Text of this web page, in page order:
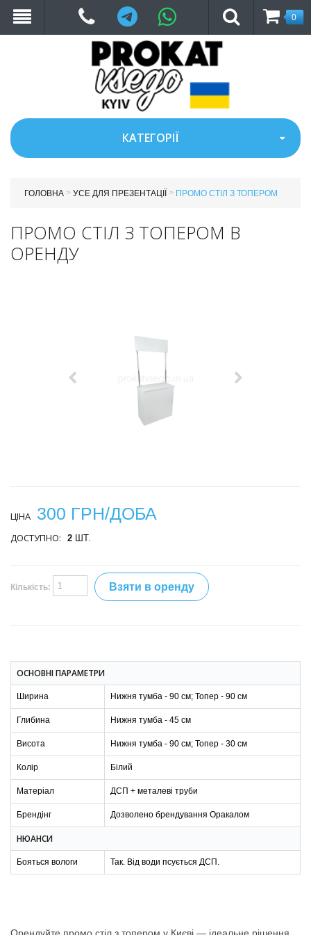
Telegram
0
КАТЕГОРІЇ
ГОЛОВНА > УСЕ ДЛЯ ПРЕЗЕНТАЦІЇ > ПРОМО СТІЛ З ТОПЕРОМ
ПРОМО СТІЛ З ТОПЕРОМ В
ОРЕНДУ
ЦІНА 300 ГРН/ДОБА
ДОСТУПНО: 2 ШТ.
Кількість: Взяти в оренду
ОСНОВНІ ПАРАМЕТРИ
Ширина Нижня тумба - 90 см; Топер - 90 см
Глибина Нижня тумба - 45 см
Висота Нижня тумба - 90 см; Топер - 30 см
Колір Білий
Матеріал ДСП + металеві труби
Брендінг Дозволено брендування Оракалом
НЮАНСИ
Бояться вологи Так. Від води псується ДСП.